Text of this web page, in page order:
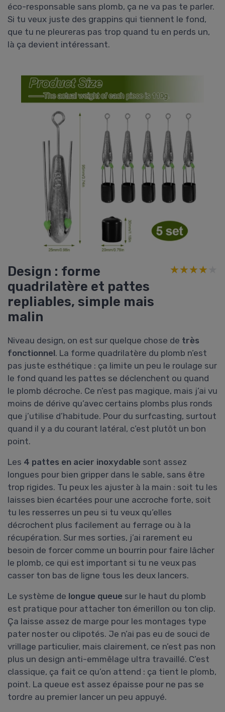
éco-responsable sans plomb, ça ne va pas te parler.
Si tu veux juste des grappins qui tiennent le fond,
que tu ne pleureras pas trop quand tu en perds un,
là ça devient intéressant.
Design : forme
quadrilatère et pattes
repliables, simple mais
malin
★★★★★
★★★★★
Niveau design, on est sur quelque chose de très
fonctionnel. La forme quadrilatère du plomb n’est
pas juste esthétique : ça limite un peu le roulage sur
le fond quand les pattes se déclenchent ou quand
le plomb décroche. Ce n’est pas magique, mais j’ai vu
moins de dérive qu’avec certains plombs plus ronds
que j’utilise d’habitude. Pour du surfcasting, surtout
quand il y a du courant latéral, c’est plutôt un bon
point.
Les 4 pattes en acier inoxydable sont assez
longues pour bien gripper dans le sable, sans être
trop rigides. Tu peux les ajuster à la main : soit tu les
laisses bien écartées pour une accroche forte, soit
tu les resserres un peu si tu veux qu’elles
décrochent plus facilement au ferrage ou à la
récupération. Sur mes sorties, j’ai rarement eu
besoin de forcer comme un bourrin pour faire lâcher
le plomb, ce qui est important si tu ne veux pas
casser ton bas de ligne tous les deux lancers.
Le système de longue queue sur le haut du plomb
est pratique pour attacher ton émerillon ou ton clip.
Ça laisse assez de marge pour les montages type
pater noster ou clipotés. Je n’ai pas eu de souci de
vrillage particulier, mais clairement, ce n’est pas non
plus un design anti-emmêlage ultra travaillé. C’est
classique, ça fait ce qu’on attend : ça tient le plomb,
point. La queue est assez épaisse pour ne pas se
tordre au premier lancer un peu appuyé.